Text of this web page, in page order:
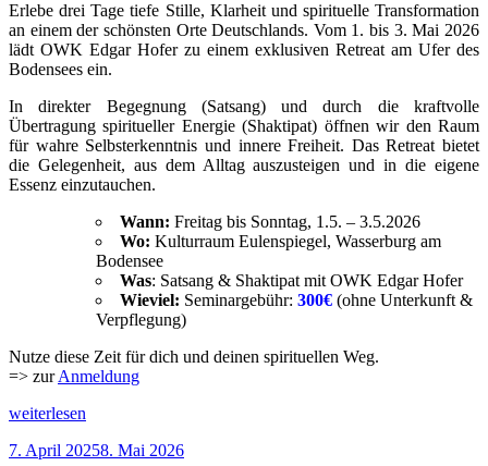
Erlebe drei Tage tiefe Stille, Klarheit und spirituelle Transformation
an einem der schönsten Orte Deutschlands. Vom 1. bis 3. Mai 2026
lädt OWK Edgar Hofer zu einem exklusiven Retreat am Ufer des
Bodensees ein.
In direkter Begegnung (Satsang) und durch die kraftvolle
Übertragung spiritueller Energie (Shaktipat) öffnen wir den Raum
für wahre Selbsterkenntnis und innere Freiheit. Das Retreat bietet
die Gelegenheit, aus dem Alltag auszusteigen und in die eigene
Essenz einzutauchen.
Wann: Freitag bis Sonntag, 1.5. – 3.5.2026
Wo: Kulturraum Eulenspiegel, Wasserburg am
Bodensee
Was: Satsang & Shaktipat mit OWK Edgar Hofer
Wieviel: Seminargebühr: 300€ (ohne Unterkunft &
Verpflegung)
Nutze diese Zeit für dich und deinen spirituellen Weg.
=> zurAnmeldung
„Retreat
Bodensee,
weiterlesen
Veröffentlicht
7. April 20258. Mai 2026